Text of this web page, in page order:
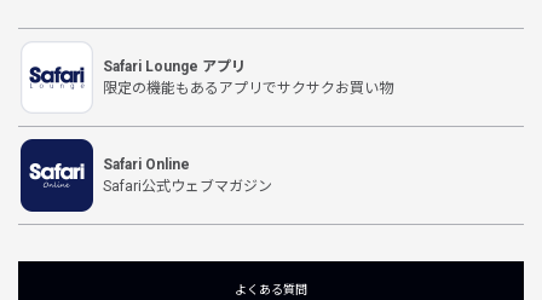
Safari Lounge アプリ
限定の機能もあるアプリでサクサクお買い物
Safari Online
Safari公式ウェブマガジン
よくある質問